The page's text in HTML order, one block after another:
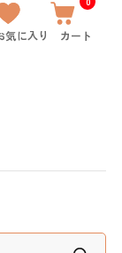
気に入り カート